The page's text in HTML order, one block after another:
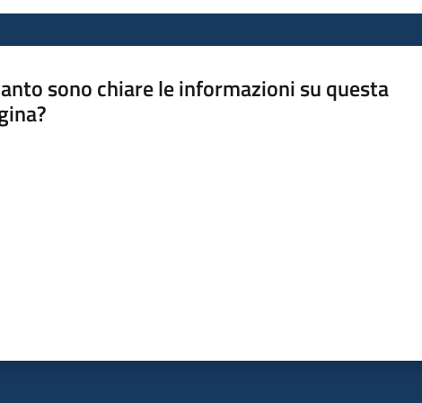
sono chiare le informazioni su questa